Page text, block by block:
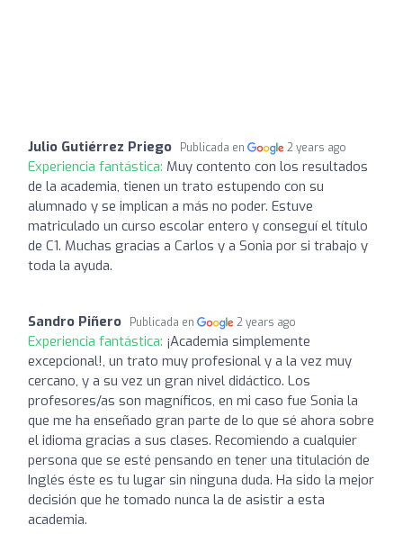
Julio Gutiérrez Priego Publicada en 2 years ago
Experiencia fantástica: Muy contento con los resultados
de la academia, tienen un trato estupendo con su
alumnado y se implican a más no poder. Estuve
matriculado un curso escolar entero y conseguí el título
de C1. Muchas gracias a Carlos y a Sonia por si trabajo y
toda la ayuda.
Sandro Piñero Publicada en 2 years ago
Experiencia fantástica: ¡Academia simplemente
excepcional!, un trato muy profesional y a la vez muy
cercano, y a su vez un gran nivel didáctico. Los
profesores/as son magníficos, en mi caso fue Sonia la
que me ha enseñado gran parte de lo que sé ahora sobre
el idioma gracias a sus clases. Recomiendo a cualquier
persona que se esté pensando en tener una titulación de
Inglés éste es tu lugar sin ninguna duda. Ha sido la mejor
decisión que he tomado nunca la de asistir a esta
academia.